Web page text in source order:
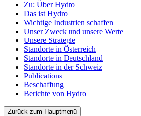
Zu: Über Hydro
Das ist Hydro
Wichtige Industrien schaffen
Unser Zweck und unsere Werte
Unsere Strategie
Standorte in Österreich
Standorte in Deutschland
Standorte in der Schweiz
Publications
Beschaffung
Berichte von Hydro
Zurück zum Hauptmenü